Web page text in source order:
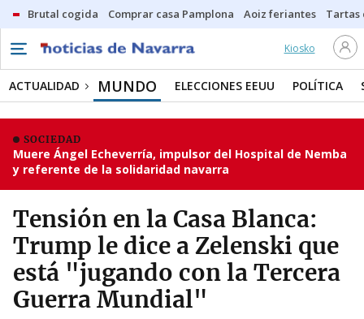
Brutal cogida Comprar casa Pamplona Aoiz feriantes Tartas
Kiosko
ACTUALIDAD MUNDO ELECCIONES EEUU POLÍTICA
SOCIEDAD
Muere Ángel Echeverría, impulsor del Hospital de Nemba
y referente de la solidaridad navarra
Tensión en la Casa Blanca:
Trump le dice a Zelenski que
está "jugando con la Tercera
Guerra Mundial"